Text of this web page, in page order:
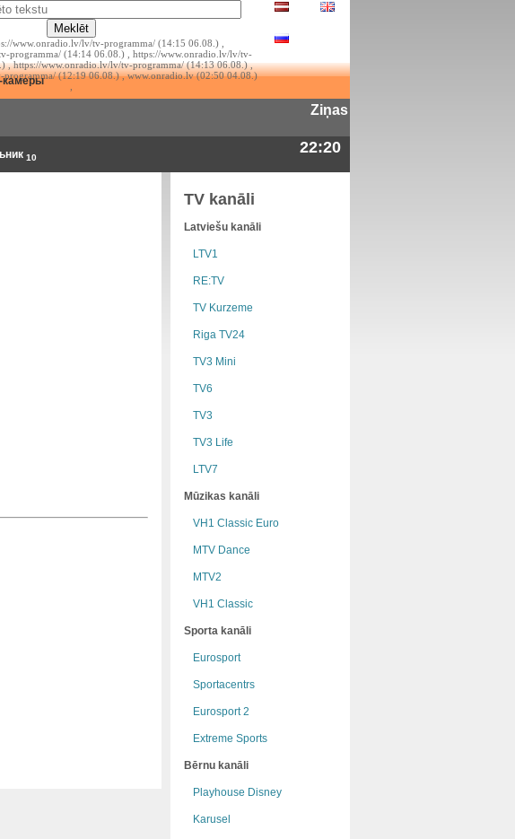
www.onradio.lv/lv/tv-programma/ (14:15 06.08.) ,
programma/ (14:14 06.08.) , https://www.onradio.lv/lv/tv-
, https://www.onradio.lv/lv/tv-programma/ (14:13 06.08.) ,
(12:19 06.08.) , www.onradio.lv (02:50 04.08.)
камеры
Ziņas
10
22:20
TV kanāli
Latviešu kanāli
LTV1
RE:TV
TV Kurzeme
Riga TV24
TV3 Mini
TV6
TV3
TV3 Life
LTV7
Mūzikas kanāli
VH1 Classic Euro
MTV Dance
MTV2
VH1 Classic
Sporta kanāli
Eurosport
Sportacentrs
Eurosport 2
Extreme Sports
Bērnu kanāli
Playhouse Disney
Karusel